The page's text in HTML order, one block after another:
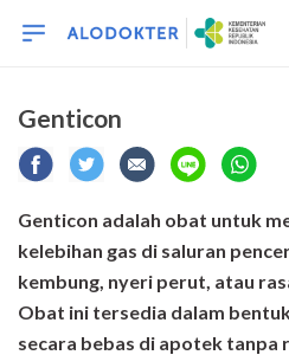
Genticon
Genticon adalah obat untuk
kelebihan gas di saluran
kembung, nyeri perut, atau
Obat ini tersedia dalam
secara bebas di apotek tanpa